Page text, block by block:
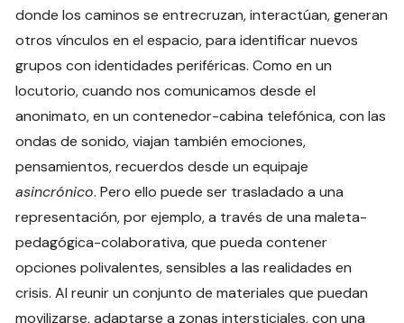
donde los caminos se entrecruzan, interactúan, generan
otros vínculos en el espacio, para identificar nuevos
grupos con identidades periféricas. Como en un
locutorio, cuando nos comunicamos desde el
anonimato, en un contenedor-cabina telefónica, con las
ondas de sonido, viajan también emociones,
pensamientos, recuerdos desde un equipaje
asincrónico. Pero ello puede ser trasladado a una
representación, por ejemplo, a través de una maleta-
pedagógica-colaborativa, que pueda contener
opciones polivalentes, sensibles a las realidades en
crisis. Al reunir un conjunto de materiales que puedan
movilizarse, adaptarse a zonas intersticiales, con una